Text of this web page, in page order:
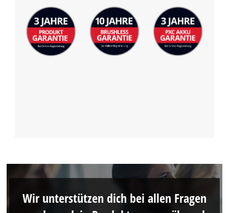
Powered by
Usercentrics Consent
Management Platform
Wir unterstützen dich bei allen Fragen